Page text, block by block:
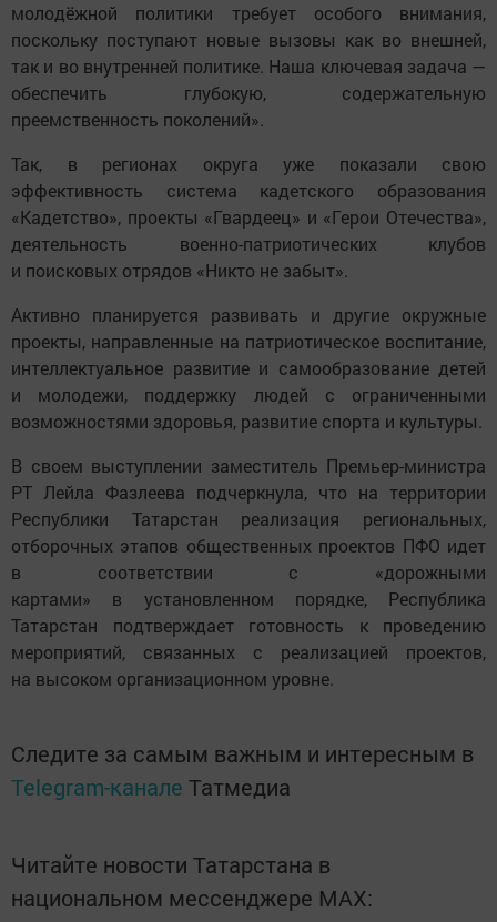
молодёжной политики требует особого внимания,
поскольку поступают новые вызовы как во внешней,
так и во внутренней политике. Наша ключевая задача —
обеспечить глубокую, содержательную
преемственность поколений».
Так, в регионах округа уже показали свою
эффективность система кадетского образования
«Кадетство», проекты «Гвардеец» и «Герои Отечества»,
деятельность военно-патриотических клубов
и поисковых отрядов «Никто не забыт».
Активно планируется развивать и другие окружные
проекты, направленные на патриотическое воспитание,
интеллектуальное развитие и самообразование детей
и молодежи, поддержку людей с ограниченными
возможностями здоровья, развитие спорта и культуры.
В своем выступлении заместитель Премьер-министра
РТ Лейла Фазлеева подчеркнула, что на территории
Республики Татарстан реализация региональных,
отборочных этапов общественных проектов ПФО идет
в соответствии с «дорожными
картами» в установленном порядке, Республика
Татарстан подтверждает готовность к проведению
мероприятий, связанных с реализацией проектов,
на высоком организационном уровне.
Следите за самым важным и интересным в
Telegram-канале Татмедиа
Читайте новости Татарстана в
национальном мессенджере MАХ: